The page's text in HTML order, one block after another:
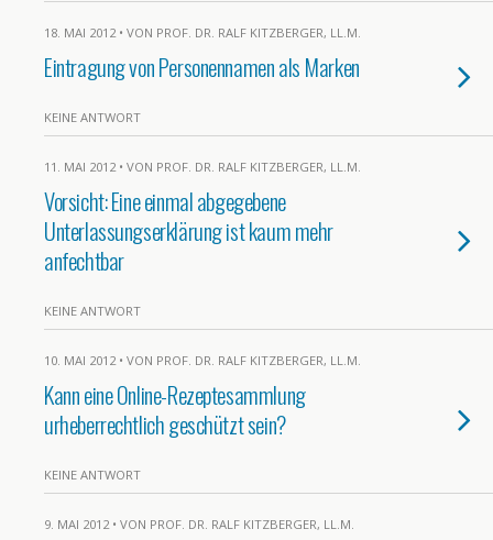
18. MAI 2012 • VON PROF. DR. RALF KITZBERGER, LL.M.
Eintragung von Personennamen als Marken
KEINE ANTWORT
11. MAI 2012 • VON PROF. DR. RALF KITZBERGER, LL.M.
Vorsicht: Eine einmal abgegebene
Unterlassungserklärung ist kaum mehr
anfechtbar
KEINE ANTWORT
10. MAI 2012 • VON PROF. DR. RALF KITZBERGER, LL.M.
Kann eine Online-Rezeptesammlung
urheberrechtlich geschützt sein?
KEINE ANTWORT
9. MAI 2012 • VON PROF. DR. RALF KITZBERGER, LL.M.